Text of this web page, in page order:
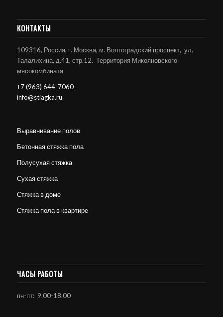
КОНТАКТЫ
109316, Россия, г. Москва, м. Волгоградский проспект, ул.
Талалихина, д.41, стр.12. Территория Микояновского
мясокомбината
+7 (963) 644-7060
info@stiagka.ru
Выравнивание полов
Бетонная стяжка пола
Полусухая стяжка
Сухая стяжка
Стяжка в доме
Стяжка пола в квартире
ЧАСЫ РАБОТЫ
пн-пт: 9.00-18.00